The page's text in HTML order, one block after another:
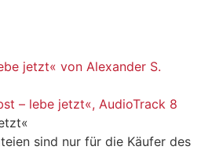
jetzt« von Alexander S.
– lebe jetzt«, AudioTrack 8
sind nur für die Käufer des